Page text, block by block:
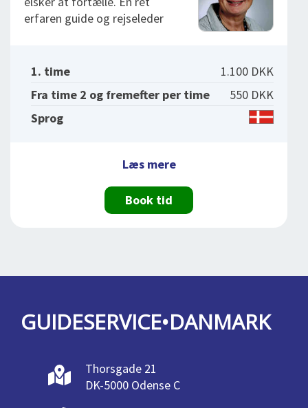
erfaren guide og rejseleder
1. time
1.100 DKK
Fra time 2 og fremefter per time
550 DKK
Sprog
Læs mere
Book tid
GUIDESERVICE•DANMARK
Thorsgade 21
DK-5000 Odense C